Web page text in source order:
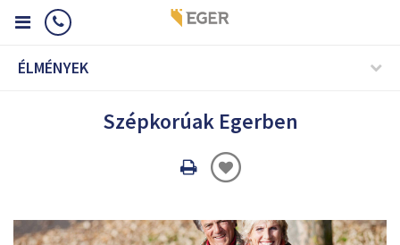
ÉLMÉNYEK
Szépkorúak Egerben
Oldal